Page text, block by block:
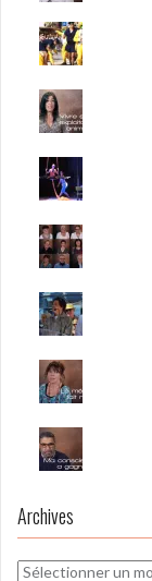
Archives
Archives